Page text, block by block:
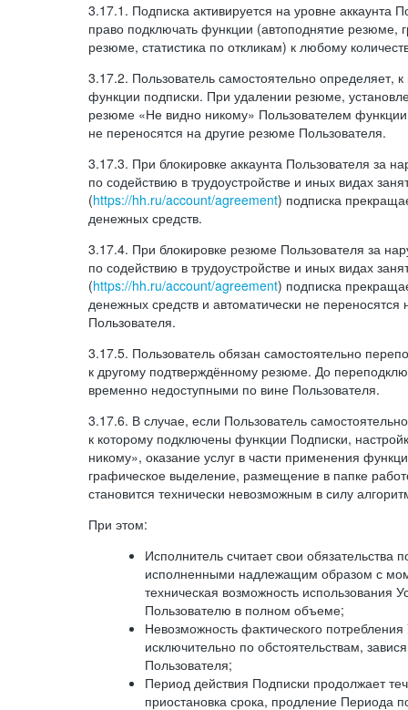
3.17.1. Подписка активируется на уровне аккаунта
право подключать функции (автоподнятие резюме,
резюме, статистика по откликам) к любому
3.17.2. Пользователь самостоятельно определяет,
функции подписки. При удалении резюме,
резюме «Не видно никому» Пользователем функции
не переносятся на другие резюме Пользователя.
3.17.3. При блокировке аккаунта Пользователя за
по содействию в трудоустройстве и иных видах
(https://hh.ru/account/agreement) подписка
денежных средств.
3.17.4. При блокировке резюме Пользователя за
по содействию в трудоустройстве и иных видах
(https://hh.ru/account/agreement) подписка
денежных средств и автоматически не переносятся
Пользователя.
3.17.5. Пользователь обязан самостоятельно
к другому подтверждённому резюме. До
временно недоступными по вине Пользователя.
3.17.6. В случае, если Пользователь
к которому подключены функции Подписки,
никому», оказание услуг в части применения
графическое выделение, размещение в папке
становится технически невозможным в силу
При этом:
Исполнитель считает свои обязательства
исполненными надлежащим образом с
техническая возможность использования
Пользователю в полном объеме;
Невозможность фактического потребления
исключительно по обстоятельствам,
Пользователя;
Период действия Подписки продолжает
приостановка срока, продление Периода